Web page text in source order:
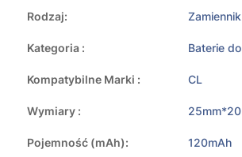
Rodzaj: Zamiennik
Kategoria : Baterie
Kompatybilne Marki : CL
Wymiary :
Pojemność (mAh):
120mAh